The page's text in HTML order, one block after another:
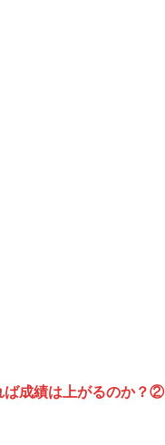
成績は上がるのか？②